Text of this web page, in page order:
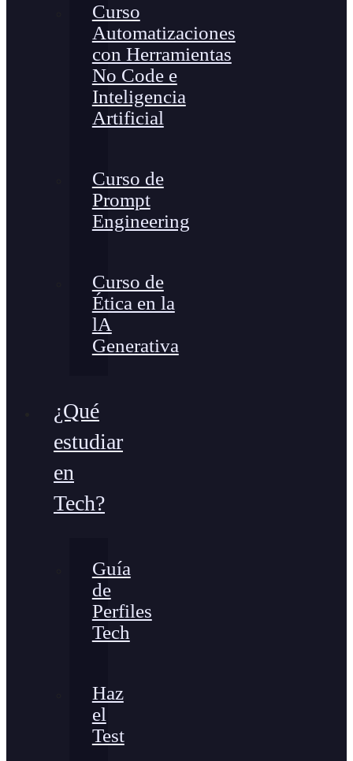
Curso
Automatizaciones
con Herramientas
No Code e
Inteligencia
Artificial
Curso de
Prompt
Engineering
Curso de
Ética en la
lA
Generativa
¿Qué
estudiar
en
Tech?
Guía
de
Perfiles
Tech
Haz
el
Test